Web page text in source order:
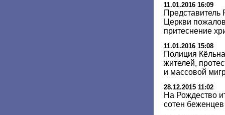
11.01.2016 16:09
Представитель
Церкви
притеснение
11.01.2016 15:08
Полиция
жителей,
и массовой
28.12.2015 11:02
На Рождество
сотен беженцев